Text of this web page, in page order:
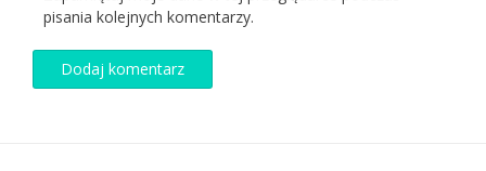
pisania kolejnych komentarzy.